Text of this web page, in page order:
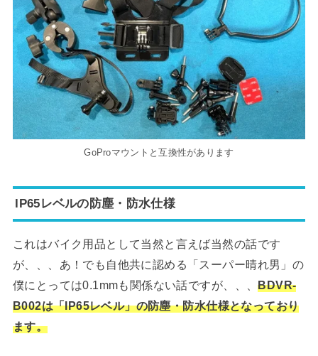
GoProマウントと互換性があります
IP65レベルの防塵・防水仕様
これはバイク用品として当然と言えば当然の話です
が、、、あ！でも自他共に認める「スーパー晴れ男」の
僕にとっては0.1mmも関係ない話ですが、、、BDVR-
B002は「IP65レベル」の防塵・防水仕様となっており
ます。